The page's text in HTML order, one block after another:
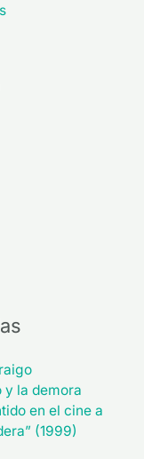
y la demora
en el cine a
(1999)